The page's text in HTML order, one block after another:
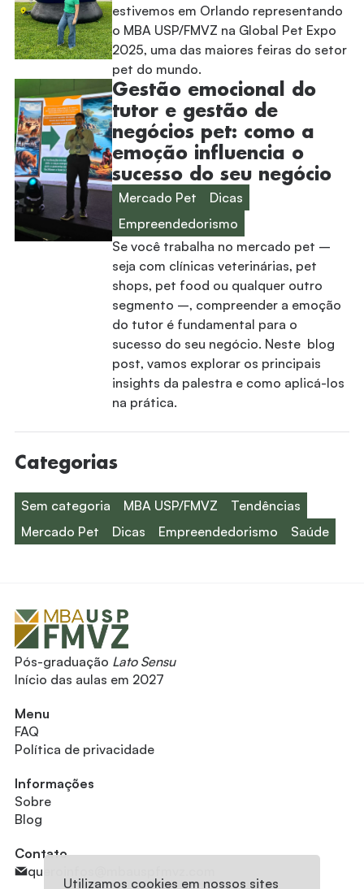
Utilizamos cookies em nossos sites
estivemos em Orlando representando
o MBA USP/FMVZ na Global Pet Expo
2025, uma das maiores feiras do setor
pet do mundo.
Gestão emocional do
tutor e gestão de
negócios pet: como a
emoção influencia o
sucesso do seu negócio
Mercado Pet
Dicas
Empreendedorismo
Se você trabalha no mercado pet –
seja com clínicas veterinárias, pet
shops, pet food ou qualquer outro
segmento –, compreender a emoção
do tutor é fundamental para o
sucesso do seu negócio. Neste blog
post, vamos explorar os principais
insights da palestra e como aplicá-los
na prática.
Categorias
Sem categoria MBA USP/FMVZ
Tendências
Mercado Pet
Dicas Empreendedorismo Saúde
Pós-graduação Lato Sensu
Início das aulas em 2027
Menu
FAQ
Política de privacidade
Informações
Sobre
Blog
Contato
queroinfos@mbauspfmvz.com